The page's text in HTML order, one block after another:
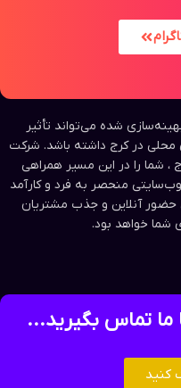
شده می‌تواند تأثیر
در کرج داشته باشد. شرکت
، شما را در این مسیر همراهی
منحصر به فرد و کارآمد
حضور آنلاین و جذب مشتریان
شما خواهد بود.
ما تماس بگیرید...
کنید